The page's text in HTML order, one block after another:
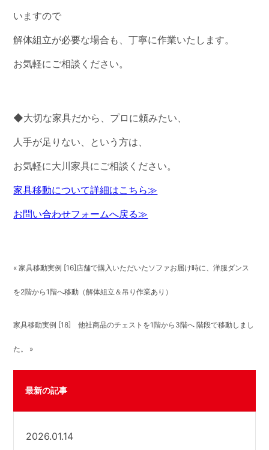
いますので
解体組立が必要な場合も、丁寧に作業いたします。
お気軽にご相談ください。
◆大切な家具だから、プロに頼みたい、
人手が足りない、という方は、
お気軽に大川家具にご相談ください。
家具移動について詳細はこちら≫
お問い合わせフォームへ戻る≫
« 家具移動実例 [16]店舗で購入いただいたソファお届け時に、洋服ダンス
を2階から1階へ移動（解体組立＆吊り作業あり）
家具移動実例 [18] 他社商品のチェストを1階から3階へ 階段で移動しまし
た。 »
最新の記事
2026.01.14